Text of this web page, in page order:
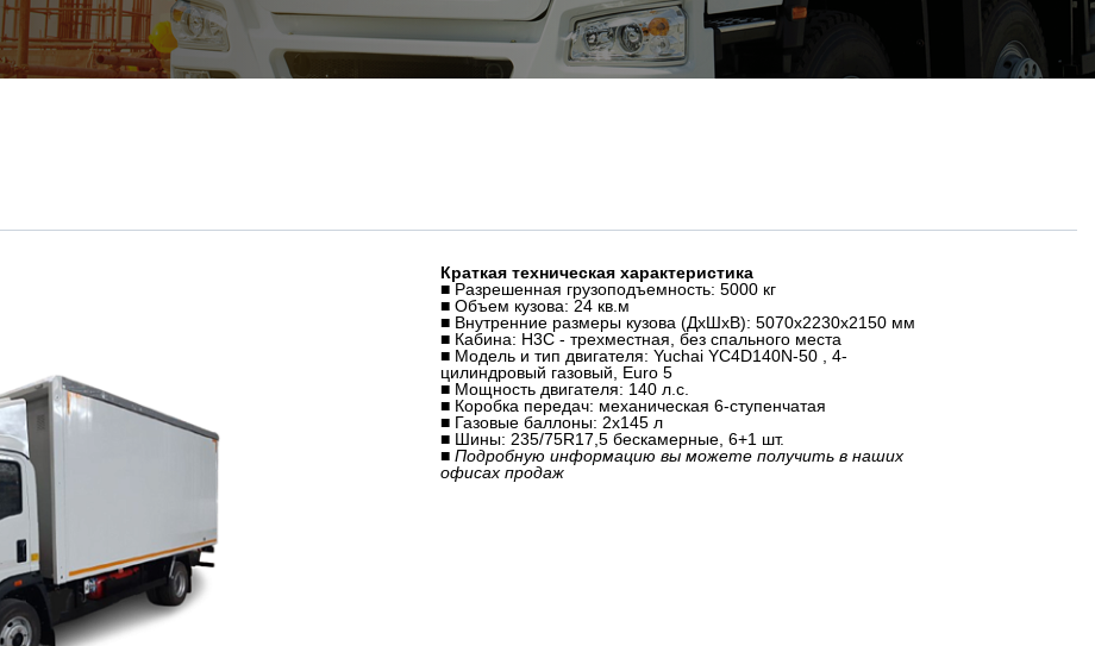
Краткая техническая характеристика
■ Разрешенная грузоподъемность: 5000 кг
■ Объем кузова: 24 кв.м
■ Внутренние размеры кузова (ДхШхВ): 5070х2230х2150 мм
■ Кабина: H3C - трехместная, без спального места
■ Модель и тип двигателя: Yuchai YC4D140N-50 , 4-
цилиндровый газовый, Euro 5
■ Мощность двигателя: 140 л.с.
■ Коробка передач: механическая 6-ступенчатая
■ Газовые баллоны: 2х145 л
■ Шины: 235/75R17,5 бескамерные, 6+1 шт.
■ Подробную информацию вы можете получить в наших
офисах продаж